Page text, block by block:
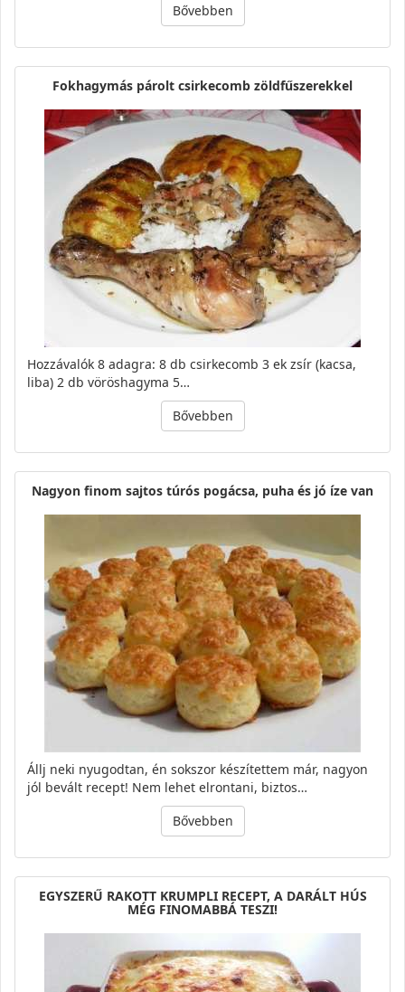
Bővebben
Fokhagymás párolt csirkecomb zöldfűszerekkel
Hozzávalók 8 adagra: 8 db csirkecomb 3 ek zsír (kacsa,
liba) 2 db vöröshagyma 5…
Bővebben
Nagyon finom sajtos túrós pogácsa, puha és jó íze van
Állj neki nyugodtan, én sokszor készítettem már, nagyon
jól bevált recept! Nem lehet elrontani, biztos…
Bővebben
EGYSZERŰ RAKOTT KRUMPLI RECEPT, A DARÁLT HÚS
MÉG FINOMABBÁ TESZI!